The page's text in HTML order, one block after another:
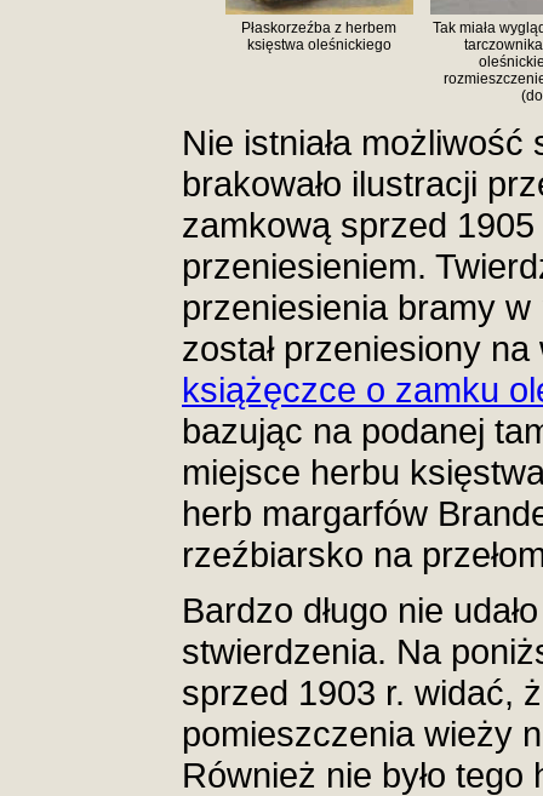
Płaskorzeźba z herbem
księstwa oleśnickiego
Tak miała
Nie istniała
brakowało ilustracji
zamkową sprzed
przeniesieniem.
przeniesienia bramy
został przeniesiony
książęczce o zamku
bazując na podanej
miejsce herbu
herb margarfów
rzeźbiarsko na
Bardzo długo nie
stwierdzenia. Na
sprzed 1903 r. widać,
pomieszczenia wieży
Również nie było